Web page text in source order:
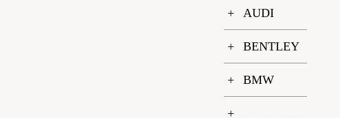
AUDI
BENTLEY
BMW